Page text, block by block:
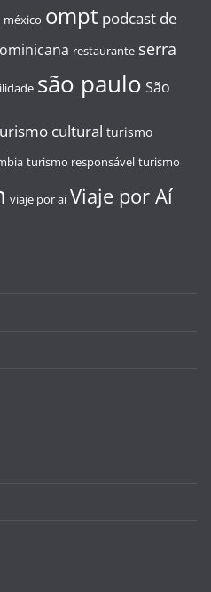
méxico ompt podcast de
restaurante serra
são paulo São
cultural turismo
turismo responsável turismo
viaje por ai Viaje por Aí